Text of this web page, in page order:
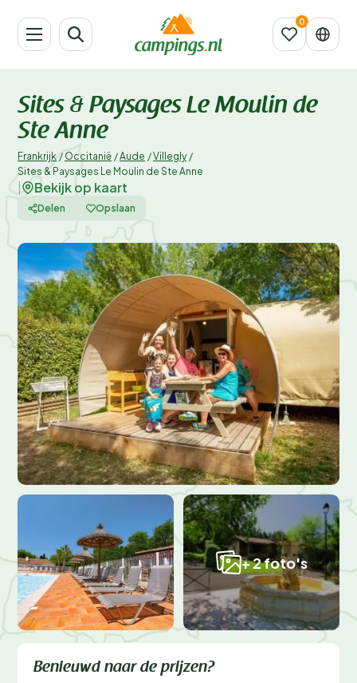
Sites & Paysages Le Moulin de
Ste Anne
Frankrijk / Occitanië /Aude /Villegly /
Sites & Paysages Le Moulin de Ste Anne
Bekijk op kaart
Delen Opslaan
+ 2 foto's
Benieuwd naar de prijzen?